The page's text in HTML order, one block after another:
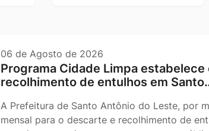
06 de Agosto de 2026
Programa Cidade Limpa
recolhimento de entulhos em
A Prefeitura de Santo Antônio do Leste, por
mensal para o descarte e recolhimento de